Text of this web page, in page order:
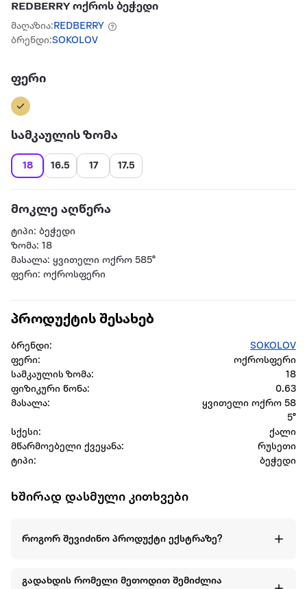
REDBERRY ოქროს ბეჭედი
მაღაზია:REDBERRY
ბრენდი:SOKOLOV
ფერი
სამკაულის ზომა
18 16.5 17 17.5
მოკლე აღწერა
ტიპი: ბეჭედი
ზომა: 18
მასალა: ყვითელი ოქრო 585°
ფერი: ოქროსფერი
პროდუქტის შესახებ
ბრენდი:
SOKOLOV
ფერი:
ოქროსფერი
სამკაულის ზომა:
18
ფიზიკური წონა:
0.63
მასალა:
ყვითელი ოქრო 58
5°
სქესი:
ქალი
მწარმოებელი ქვეყანა:
რუსეთი
ტიპი:
ბეჭედი
ხშირად დასმული კითხვები
როგორ შევიძინო პროდუქტი ექსტრაზე?
გადახდის რომელი მეთოდით შემიძლია